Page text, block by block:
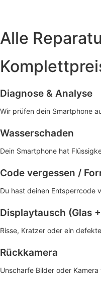
Alle
Diagnose & Analyse
Wir prüfen dein Smartphone
Wasserschaden
Dein Smartphone hat
Code vergessen /
Du hast deinen Entsperrcode
Displaytausch (Glas
Risse, Kratzer oder ein
Rückkamera
Unscharfe Bilder oder